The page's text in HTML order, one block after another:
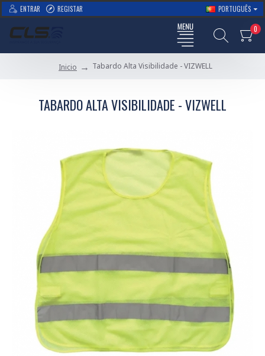
ENTRAR REGISTAR PORTUGUÊS
0
Inicio Tabardo Alta Visibilidade - VIZWELL
TABARDO ALTA VISIBILIDADE - VIZWELL